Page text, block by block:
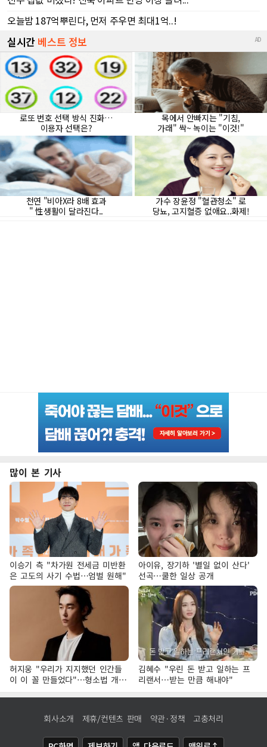
많이 본 기사
이승기 측 "차가원 전세금 미반환
은 고도의 사기 수법…엄벌 원해"
아이유, 장기하 '별일 없이 산다'
선곡…쿨한 일상 공개
허지웅 "우리가 지지했던 인간들
이 이 꼴 만들었다"…형소법 개정
에 격한 반응
김혜수 "우린 돈 받고 일하는 프
리랜서…받는 만큼 해내야"
회사소개 제휴/컨텐츠 판매 약관·정책 고충처리